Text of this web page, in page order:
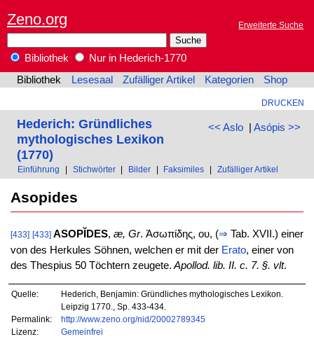
Zeno.org Erweiterte Suche
Bibliothek
Nur in Hederich-1770
Bibliothek
Lesesaal Zufälliger Artikel Kategorien Shop
DRUCKEN
<< Aslo| Asópis >>
Hederich: Gründliches
mythologisches Lexikon
(1770)
Einführung Stichwörter Bilder Faksimiles Zufälliger Artikel
Asopides
[433] [433]ASOPĬDES, æ, Gr. Ἀσωπίδης, ου, (⇒ Tab. XVII.) einer
von des Herkules Söhnen, welchen er mit der Erato, einer von
des Thespius 50 Töchtern zeugete.Apollod. lib. II. c. 7. §. vlt.
Quelle:
Hederich, Benjamin: Gründliches mythologisches Lexikon.
Leipzig 1770., Sp. 433-434.
Permalink:
http://www.zeno.org/nid/20002789345
Lizenz:
Gemeinfrei